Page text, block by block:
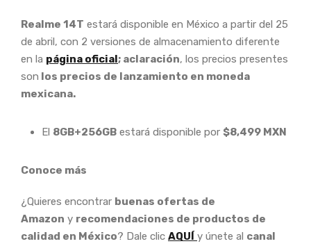
Realme 14T estará disponible en México a partir del 25
de abril, con 2 versiones de almacenamiento diferente
en la página oficial; aclaración, los precios presentes
son los precios de lanzamiento en moneda
mexicana.
El 8GB+256GB estará disponible por $8,499 MXN
Conoce más
¿Quieres encontrar buenas ofertas de
Amazon y recomendaciones de productos de
calidad en México? Dale clic AQUÍ y únete al canal